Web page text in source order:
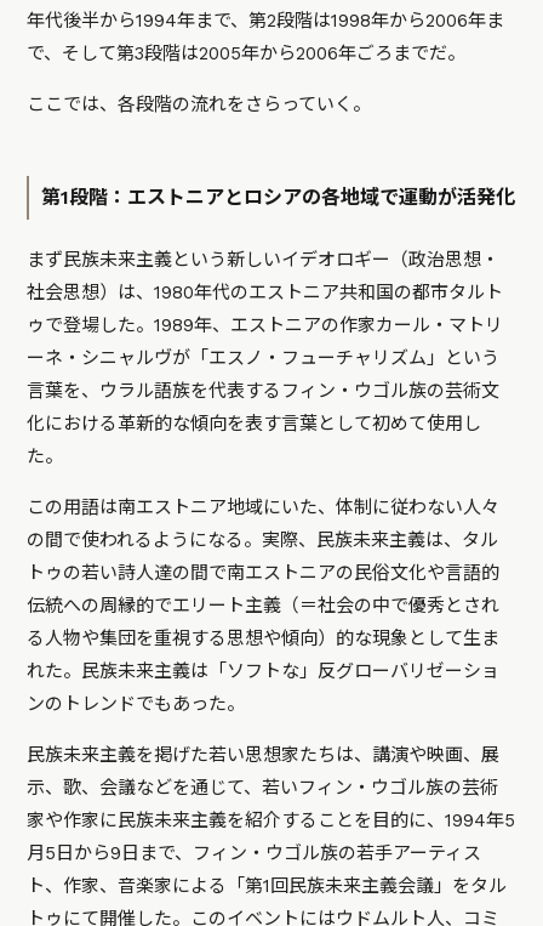
年代後半から1994年まで、第2段階は1998年から2006年ま
で、そして第3段階は2005年から2006年ごろまでだ。
ここでは、各段階の流れをさらっていく。
第1段階：エストニアとロシアの各地域で運動が活発化
まず民族未来主義という新しいイデオロギー（政治思想・
社会思想）は、1980年代のエストニア共和国の都市タルト
ゥで登場した。1989年、エストニアの作家カール・マトリ
ーネ・シニャルヴが「エスノ・フューチャリズム」という
言葉を、ウラル語族を代表するフィン・ウゴル族の芸術文
化における革新的な傾向を表す言葉として初めて使用し
た。
この用語は南エストニア地域にいた、体制に従わない人々
の間で使われるようになる。実際、民族未来主義は、タル
トゥの若い詩人達の間で南エストニアの民俗文化や言語的
伝統への周縁的でエリート主義（＝社会の中で優秀とされ
る人物や集団を重視する思想や傾向）的な現象として生ま
れた。民族未来主義は「ソフトな」反グローバリゼーショ
ンのトレンドでもあった。
民族未来主義を掲げた若い思想家たちは、講演や映画、展
示、歌、会議などを通じて、若いフィン・ウゴル族の芸術
家や作家に民族未来主義を紹介することを目的に、1994年5
月5日から9日まで、フィン・ウゴル族の若手アーティス
ト、作家、音楽家による「第1回民族未来主義会議」をタル
トゥにて開催した。このイベントにはウドムルト人、コミ